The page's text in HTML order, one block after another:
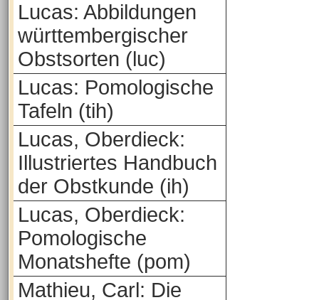
Lucas: Abbildungen
württembergischer
Obstsorten (luc)
Lucas: Pomologische
Tafeln (tih)
Lucas, Oberdieck:
Illustriertes Handbuch
der Obstkunde (ih)
Lucas, Oberdieck:
Pomologische
Monatshefte (pom)
Mathieu, Carl: Die